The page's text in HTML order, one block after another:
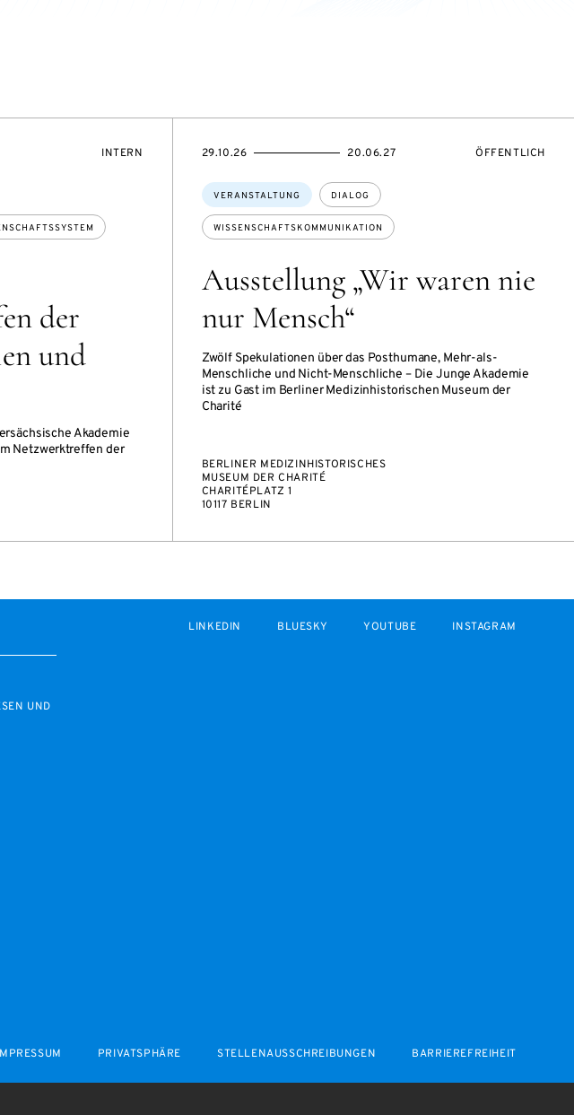
der
und
Akademie
Netzwerktreffen der
VERANSTALTUNGSZUGANG:
INTERN
Ausstellung „Wir waren nie
nur Mensch“
Zwölf Spekulationen über das Posthumane, Mehr-als-
Menschliche und Nicht-Menschliche – Die Junge Akademie
ist zu Gast im Berliner Medizinhistorischen Museum der
Charité
Themen:
VERANSTALTUNG DIALOG
WISSENSCHAFTSKOMMUNIKATION
EVENTBEGINSON
29.10.26
EVENTENDSON 20.06.27 ÖFFENTLICH
BERLINER MEDIZINHISTORISCHES
MUSEUM DER CHARITÉ
CHARITÉPLATZ 1
10117 BERLIN
UND
LINKEDIN BLUESKY YOUTUBE INSTAGRAM
PRIVATSPHÄRE STELLENAUSSCHREIBUNGEN BARRIEREFREIHEIT